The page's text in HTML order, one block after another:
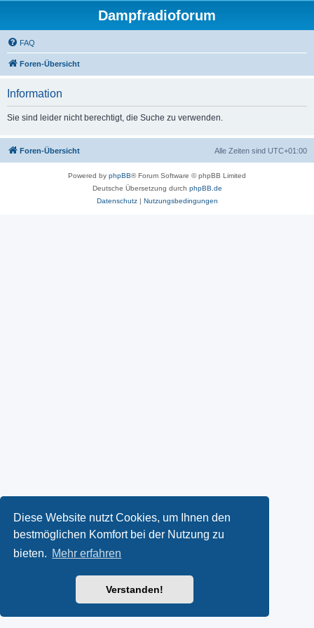
Diese Website nutzt Cookies, um Ihnen den
bestmöglichen Komfort bei der Nutzung zu
bieten. Mehr erfahren
Verstanden!
Dampfradioforum
FAQ
Foren-Übersicht
Information
Sie sind leider nicht berechtigt, die Suche zu verwenden.
Foren-Übersicht Alle Zeiten sind UTC+01:00
Powered by phpBB® Forum Software © phpBB Limited
Deutsche Übersetzung durch phpBB.de
Datenschutz| Nutzungsbedingungen